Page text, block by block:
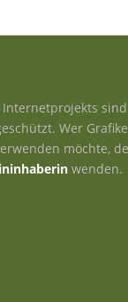
sind
Wer
möchte,
wenden.